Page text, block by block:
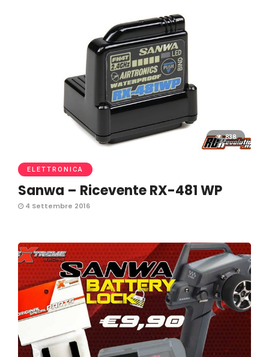
838
ELETTRONICA
Sanwa – Ricevente RX-481 WP
4 Settembre 2016